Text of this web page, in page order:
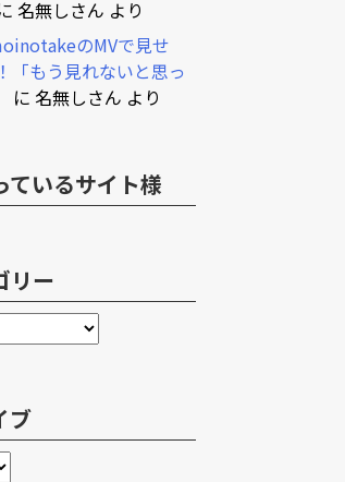
名無しさん より
のMVで見せ
「もう見れないと思っ
に 名無しさん より
ているサイト様
リー
ブ